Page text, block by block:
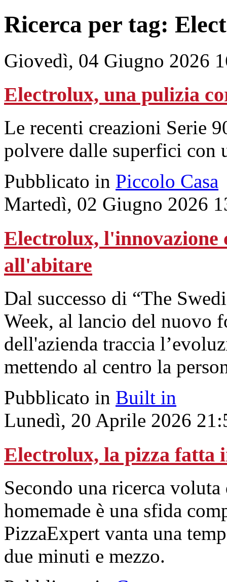
Ricerca per tag:
Giovedì, 04 Giugno 2026
Electrolux, una pulizia
Le recenti creazioni Serie
polvere dalle superfici con
Pubblicato in Piccolo Casa
Martedì, 02 Giugno 2026
Electrolux, l'innovazione
all'abitare
Dal successo di “The
Week, al lancio del nuovo
dell'azienda traccia
mettendo al centro la
Pubblicato in Built in
Lunedì, 20 Aprile 2026
Electrolux, la pizza fatta
Secondo una ricerca
homemade è una sfida
PizzaExpert vanta una
due minuti e mezzo.